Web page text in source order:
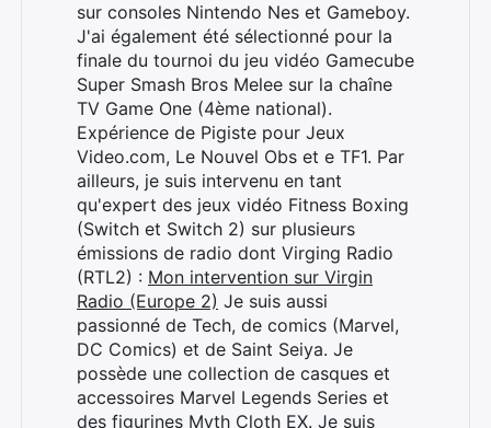
sur consoles Nintendo Nes et Gameboy.
J'ai également été sélectionné pour la
finale du tournoi du jeu vidéo Gamecube
Super Smash Bros Melee sur la chaîne
TV Game One (4ème national).
Expérience de Pigiste pour Jeux
Video.com, Le Nouvel Obs et e TF1. Par
ailleurs, je suis intervenu en tant
qu'expert des jeux vidéo Fitness Boxing
(Switch et Switch 2) sur plusieurs
émissions de radio dont Virging Radio
(RTL2) : Mon intervention sur Virgin
Radio (Europe 2) Je suis aussi
passionné de Tech, de comics (Marvel,
DC Comics) et de Saint Seiya. Je
possède une collection de casques et
accessoires Marvel Legends Series et
des figurines Myth Cloth EX. Je suis